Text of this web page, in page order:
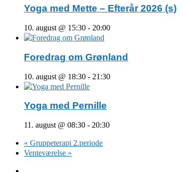
Yoga med Mette – Efterår 2026 (s)
10. august @ 15:30 - 20:00
Foredrag om Grønland
10. august @ 18:30 - 21:30
Yoga med Pernille
11. august @ 08:30 - 20:30
« Gruppeterapi 2.periode
Venteværelse »